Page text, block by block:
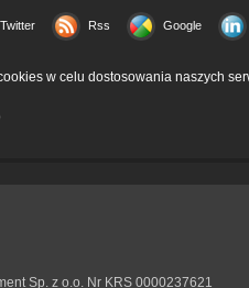
Twitter Rss Google
w celu dostosowania naszych
Sp. z o.o. Nr KRS 0000237621